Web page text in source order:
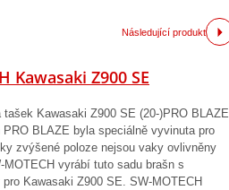
Následující produkt
Kawasaki Z900 SE
Kawasaki Z900 SE (20-)PRO BLAZE
BLAZE byla speciálně vyvinuta pro
zvýšené poloze nejsou vaky ovlivněny
vyrábí tuto sadu brašn s
Kawasaki Z900 SE. SW-MOTECH